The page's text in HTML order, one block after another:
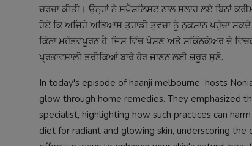
ਚਰਚਾ ਕੀਤੀ। ਉਨ੍ਹਾਂ ਨੇ ਸਪੈਸ਼ਲਿਸਟ ਨਾਲ ਸਲਾਹ ਲਏ ਬਿਨਾਂ
ਹੋਏ ਕਿ ਅਜਿਹੇ ਅਭਿਆਸ ਤੁਹਾਡੀ ਤੁਵਚਾ ਨੂੰ ਨੁਕਸਾਨ ਪਹੁੰਚਾ
ਕਿੰਨਾ ਮਹੱਤਵਪੂਰਨ ਹੈ, ਜਿਸ ਵਿੱਚ ਪੋਸ਼ਣ ਅਤੇ ਸਕਿੰਨਕੇਅਰ ਦੇ
ਪ੍ਰਭਾਵਸ਼ਾਲੀ ਤਰੀਕਿਆਂ ਬਾਰੇ ਹੋਰ ਜਾਣਨ ਲਈ ਜ਼ਰੂਰ ਸੁਣੋ...
In today's episode of haanji melbourne hosts
glow through home remedies. They emphasized
specialist, highlighting how such practices can
diet for radiant and glowing skin, underscoring